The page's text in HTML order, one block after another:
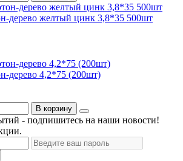
дерево желтый цинк 3,8*35 500шт
дерево 4,2*75 (200шт)
В корзину
- подпишитесь на наши новости!